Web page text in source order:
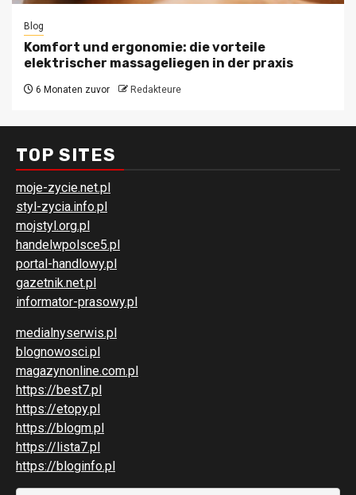
Blog
Komfort und ergonomie: die vorteile
elektrischer massageliegen in der praxis
6 Monaten zuvor Redakteure
TOP SITES
moje-zycie.net.pl
styl-zycia.info.pl
mojstyl.org.pl
handelwpolsce5.pl
portal-handlowy.pl
gazetnik.net.pl
informator-prasowy.pl
medialnyserwis.pl
blognowosci.pl
magazynonline.com.pl
https://best7.pl
https://etopy.pl
https://blogm.pl
https://lista7.pl
https://bloginfo.pl